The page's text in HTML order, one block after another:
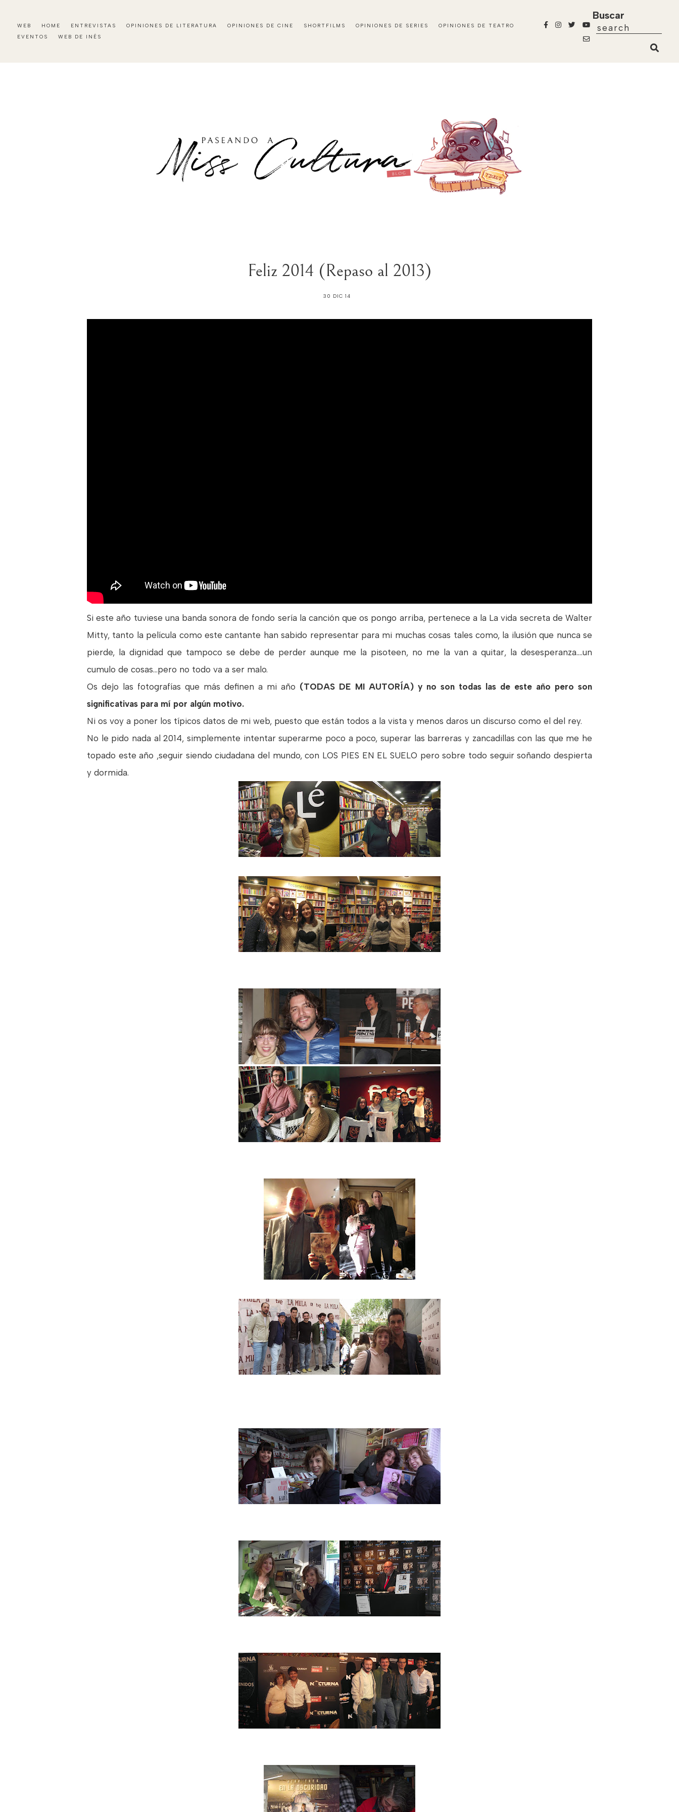
WEB HOME ENTREVISTAS OPINIONES DE LITERATURA OPINIONES DE CINE SHORTFILMS OPINIONES DE SERIES
OPINIONES DE TEATRO
EVENTOS
WEB DE INÉS
Buscar
Feliz 2014 (Repaso al 2013)
30 DIC 14
Si este año tuviese una banda sonora de fondo sería la canción que os pongo arriba, pertenece a la La vida secreta de Walter
Mitty, tanto la película como este cantante han sabido representar para mi muchas cosas tales como, la ilusión que nunca se
pierde, la dignidad que tampoco se debe de perder aunque me la pisoteen, no me la van a quitar, la desesperanza....un
cumulo de cosas...pero no todo va a ser malo.
Os dejo las fotografías que más definen a mi año (TODAS DE MI AUTORÍA) y no son todas las de este año pero son
significativas para mí por algún motivo.
Ni os voy a poner los típicos datos de mi web, puesto que están todos a la vista y menos daros un discurso como el del rey.
No le pido nada al 2014, simplemente intentar superarme poco a poco, superar las barreras y zancadillas con las que me he
topado este año ,seguir siendo ciudadana del mundo, con LOS PIES EN EL SUELO pero sobre todo seguir soñando despierta
y dormida.